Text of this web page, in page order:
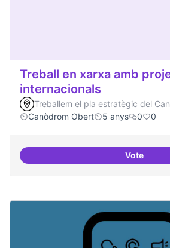
Treball en xarxa amb
internacionals
Treballem el pla estratègic del
Canòdrom Obert
5 anys 0 0
VoteTreball